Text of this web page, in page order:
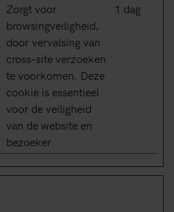
Zorgt voor
browsingveiligheid,
door vervalsing van
cross-site verzoeken
te voorkomen. Deze
cookie is essentieel
voor de veiligheid
van de website en
bezoeker.
1 dag